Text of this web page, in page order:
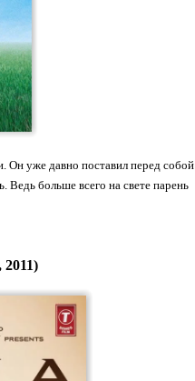
уже давно поставил перед собой
Ведь больше всего на свете парень